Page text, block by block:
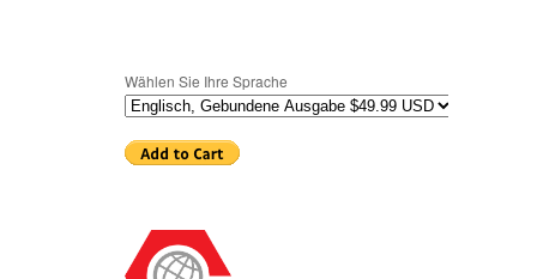
Wählen Sie Ihre Sprache